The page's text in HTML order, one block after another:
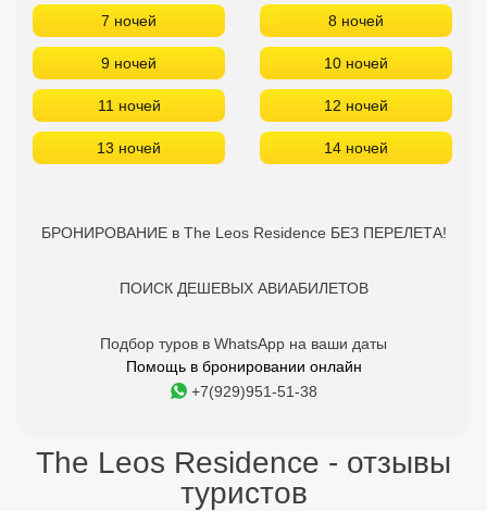
7 ночей 8 ночей
9 ночей 10 ночей
11 ночей 12 ночей
13 ночей 14 ночей
БРОНИРОВАНИЕ в The Leos Residence БЕЗ ПЕРЕЛЕТА!
ПОИСК ДЕШЕВЫХ АВИАБИЛЕТОВ
Подбор туров в WhatsApp на ваши даты
Помощь в бронировании онлайн
+7(929)951-51-38
The Leos Residence - отзывы
туристов